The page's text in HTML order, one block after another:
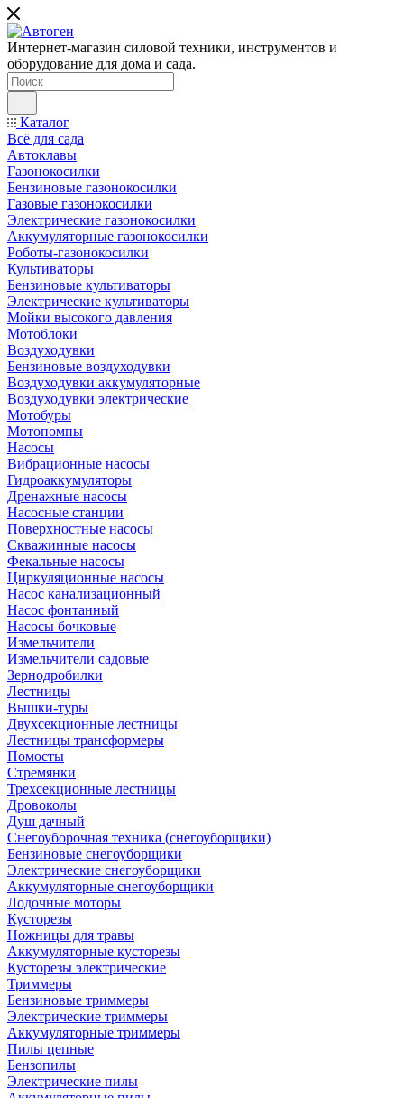
Интернет-магазин силовой техники, инструментов и
оборудование для дома и сада.
Каталог
Всё для сада
Автоклавы
Газонокосилки
Бензиновые газонокосилки
Газовые газонокосилки
Электрические газонокосилки
Аккумуляторные газонокосилки
Роботы-газонокосилки
Культиваторы
Бензиновые культиваторы
Электрические культиваторы
Мойки высокого давления
Мотоблоки
Воздуходувки
Бензиновые воздуходувки
Воздуходувки аккумуляторные
Воздуходувки электрические
Мотобуры
Мотопомпы
Насосы
Вибрационные насосы
Гидроаккумуляторы
Дренажные насосы
Насосные станции
Поверхностные насосы
Скважинные насосы
Фекальные насосы
Циркуляционные насосы
Насос канализационный
Насос фонтанный
Насосы бочковые
Измельчители
Измельчители садовые
Зернодробилки
Лестницы
Вышки-туры
Двухсекционные лестницы
Лестницы трансформеры
Помосты
Стремянки
Трехсекционные лестницы
Дровоколы
Душ дачный
Снегоуборочная техника (снегоуборщики)
Бензиновые снегоуборщики
Электрические снегоуборщики
Аккумуляторные снегоуборщики
Лодочные моторы
Кусторезы
Ножницы для травы
Аккумуляторные кусторезы
Кусторезы электрические
Триммеры
Бензиновые триммеры
Электрические триммеры
Аккумуляторные триммеры
Пилы цепные
Бензопилы
Электрические пилы